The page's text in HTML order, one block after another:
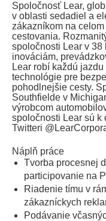
Spoločnosť Lear,
v oblasti sedadiel a
zákazníkom na
cestovania.
spoločnosti Lear v
inováciám,
Lear robí každú
technológie pre
pohodlnejšie cesty.
Southfielde v
výrobcom
spoločnosti Lear sú k
Twitteri
Náplň práce
Tvorba procesnej
participovanie na
Riadenie tímu v
zákazníckych
Podávanie